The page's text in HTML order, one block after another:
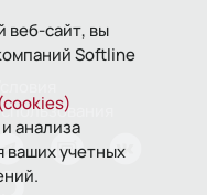
веб-сайт, вы
Softline
анализа
ваших учетных